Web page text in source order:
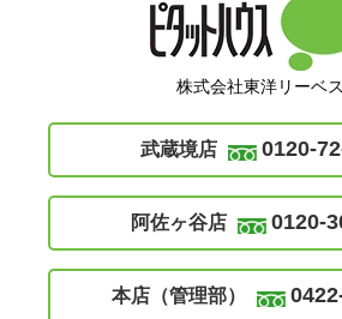
株式会社東洋リーベ
武蔵境店 0120-
阿佐ヶ谷店 0120-
本店（管理部）